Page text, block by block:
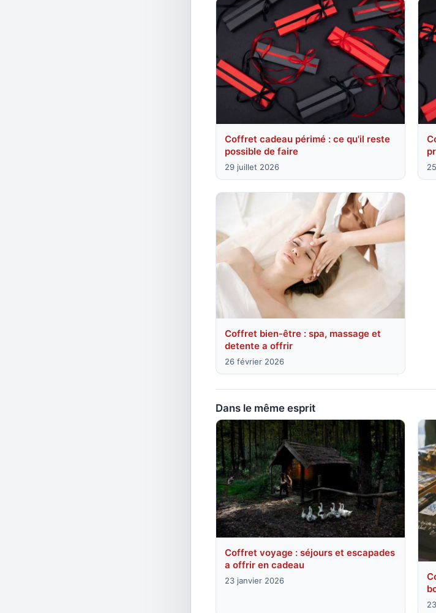
Coffret cadeau périmé : ce qu'il reste
possible de faire
29 juillet 2026
Coffret bien-être : spa, massage et
detente a offrir
26 février 2026
Dans le même esprit
Coffret voyage : séjours et escapades
a offrir en cadeau
23 janvier 2026